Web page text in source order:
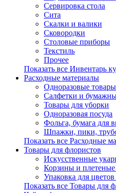
Сервировка стола
Сита
Скалки и валики
Сковородки
Столовые приборы
Текстиль
Прочее
Показать все Инвентарь
Расходные материалы
Одноразовые
Салфетки и
Товары для уборки
Одноразовая посуда
Фольга, бумага для
Шпажки, пики,
Показать все Расходные
Товары для флористов
Искусственные
Корзины и плетеные
Упаковка для
Показать все Товары для